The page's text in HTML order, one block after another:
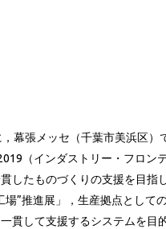
幕張メッセ（千葉市美浜区）
（インダストリー・フロン
したものづくりの支援を目指
”推進展」，生産拠点として
貫して支援するシステムを目